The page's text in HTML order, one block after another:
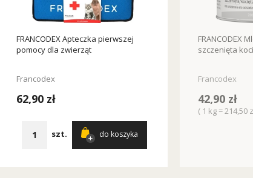
FRANCODEX Apteczka pierwszej
pomocy dla zwierząt
Francodex
62,90 zł
szt. do koszyka
FRANCODEX
szczenięta
Francodex
42,90 zł
( 1 kg = 214,50